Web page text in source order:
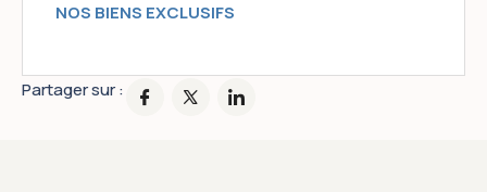
NOS BIENS EXCLUSIFS
Partager sur :